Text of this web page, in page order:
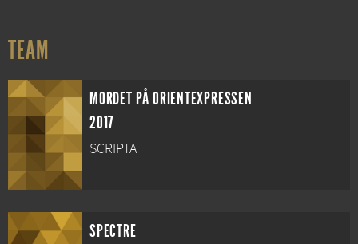
TEAM
MORDET PÅ ORIENTEXPRESSEN
2017
SCRIPTA
SPECTRE